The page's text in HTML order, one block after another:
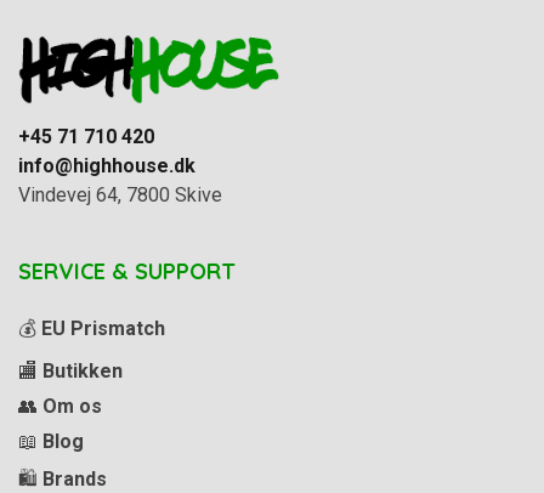
+45 71 710 420
info@highhouse.dk
Vindevej 64, 7800 Skive
SERVICE & SUPPORT
💰 EU Prismatch
🏬 Butikken
👥 Om os
📖 Blog
🛍️ Brands